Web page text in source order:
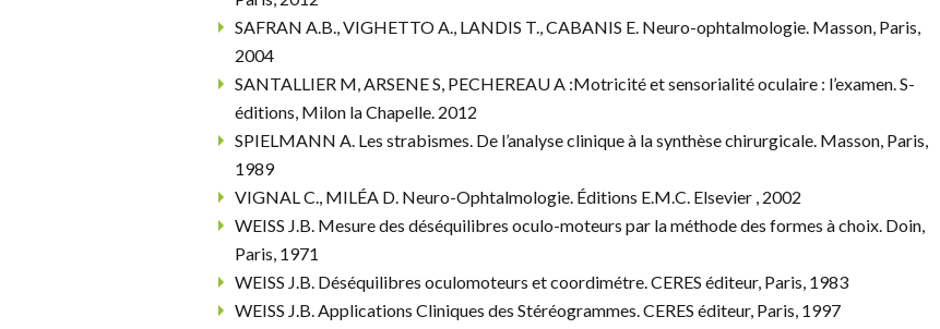
SAFRAN A.B., VIGHETTO A., LANDIS T., CABANIS E. Neuro-ophtalmologie. Masson, Paris,
2004
SANTALLIER M, ARSENE S, PECHEREAU A :Motricité et sensorialité oculaire : l’examen. S-
éditions, Milon la Chapelle. 2012
SPIELMANN A. Les strabismes. De l’analyse clinique à la synthèse chirurgicale. Masson, Paris,
1989
VIGNAL C., MILÉA D. Neuro-Ophtalmologie. Éditions E.M.C. Elsevier , 2002
WEISS J.B. Mesure des déséquilibres oculo-moteurs par la méthode des formes à choix. Doin,
Paris, 1971
WEISS J.B. Déséquilibres oculomoteurs et coordimétre. CERES éditeur, Paris, 1983
WEISS J.B. Applications Cliniques des Stéréogrammes. CERES éditeur, Paris, 1997